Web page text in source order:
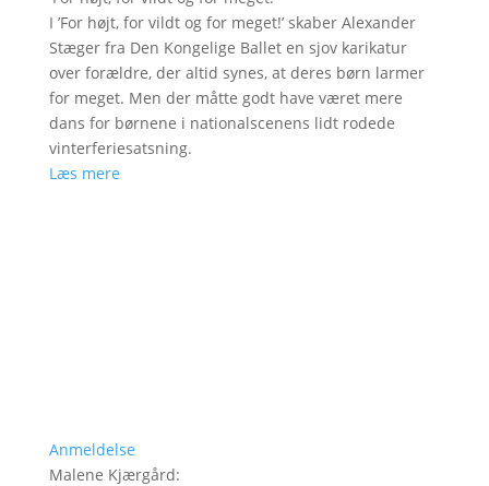
I ’For højt, for vildt og for meget!’ skaber Alexander
Stæger fra Den Kongelige Ballet en sjov karikatur
over forældre, der altid synes, at deres børn larmer
for meget. Men der måtte godt have været mere
dans for børnene i nationalscenens lidt rodede
vinterferiesatsning.
Læs mere
Anmeldelse
Malene Kjærgård: